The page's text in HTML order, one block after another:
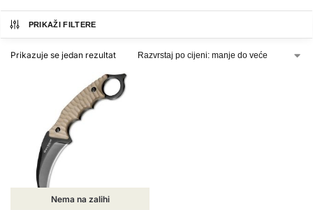
PRIKAŽI FILTERE
Prikazuje se jedan rezultat
Nema na zalihi